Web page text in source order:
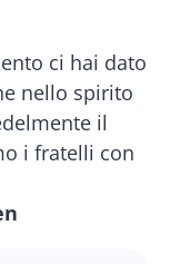
ci hai dato
nello spirito
il
i fratelli con